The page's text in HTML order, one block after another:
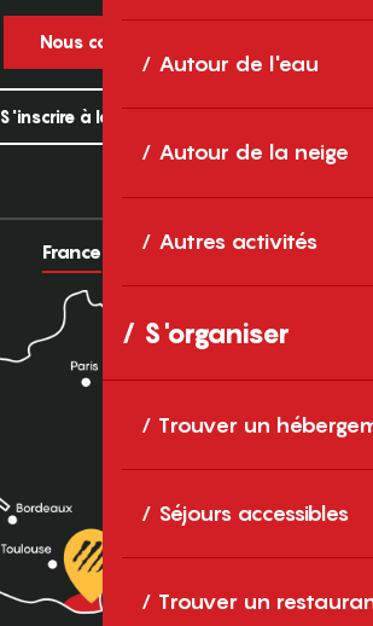
Autour de l'eau
Autour de la neige
Autres activités
S'organiser
Trouver un
Séjours accessibles
Trouver un
Nous contacter
S'inscrire à la newsletter
France Europe